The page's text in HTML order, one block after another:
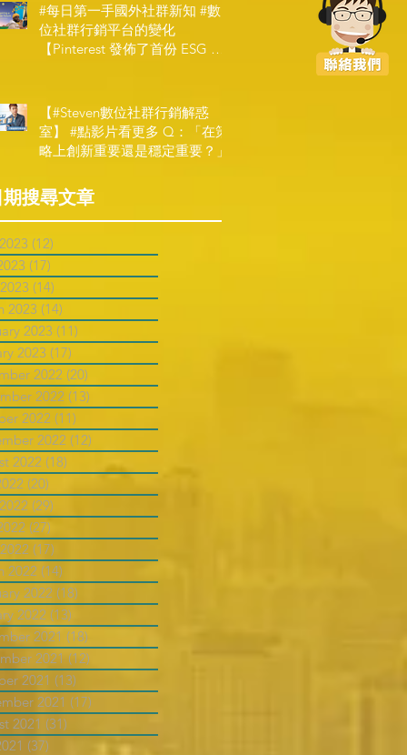
#每日第一手國外社群新知 #數
位社群行銷平台的變化
【Pinterest 發佈了首份 ESG 報
【#Steven數位社群行銷解惑
室】 #點影片看更多​ Q：「在策
略上創新重要還是穩定重要？」
搜尋文章
(12)
(17)
(14)
2023 (14)
2023 (11)
2023 (17)
2022 (20)
2022 (13)
2022 (11)
2022 (12)
2022 (18)
(20)
(29)
(27)
(17)
2022 (14)
2022 (18)
2022 (13)
2021 (18)
2021 (12)
2021 (13)
2021 (17)
2021 (31)
(37)